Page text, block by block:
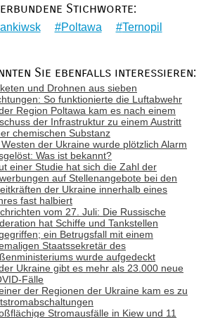
Stichworte:
Poltawa Ternopil
Sie ebenfalls interessieren:
und Drohnen aus sieben
So funktionierte die Luftabwehr
Region Poltawa kam es nach einem
der Infrastruktur zu einem Austritt
chemischen Substanz
der Ukraine wurde plötzlich Alarm
Was ist bekannt?
einer Studie hat sich die Zahl der
auf Stellenangebote bei den
der Ukraine innerhalb eines
fast halbiert
vom 27. Juli: Die Russische
hat Schiffe und Tankstellen
ein Betrugsfall mit einem
Staatssekretär des
wurde aufgedeckt
Ukraine gibt es mehr als 23.000 neue
Fälle
der Regionen der Ukraine kam es zu
Stromausfälle in Kiew und 11